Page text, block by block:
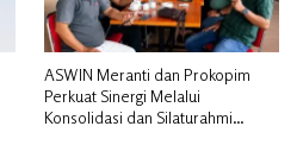
ASWIN Meranti dan Prokopim
Perkuat Sinergi Melalui
Konsolidasi dan Silaturahmi